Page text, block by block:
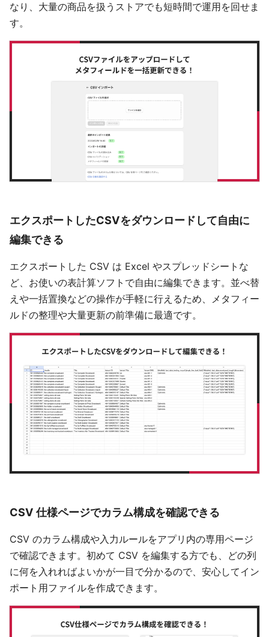
なり、大量の商品を扱うストアでも短時間で運用を回せま
す。
エクスポートしたCSVをダウンロードして自由に
編集できる
エクスポートした CSV は Excel やスプレッドシートな
ど、お使いの表計算ソフトで自由に編集できます。並べ替
えや一括置換などの操作が手軽に行えるため、メタフィー
ルドの整理や大量更新の前準備に最適です。
CSV 仕様ページでカラム構成を確認できる
CSV のカラム構成や入力ルールをアプリ内の専用ページ
で確認できます。初めて CSV を編集する方でも、どの列
に何を入れればよいかが一目で分かるので、安心してイン
ポート用ファイルを作成できます。